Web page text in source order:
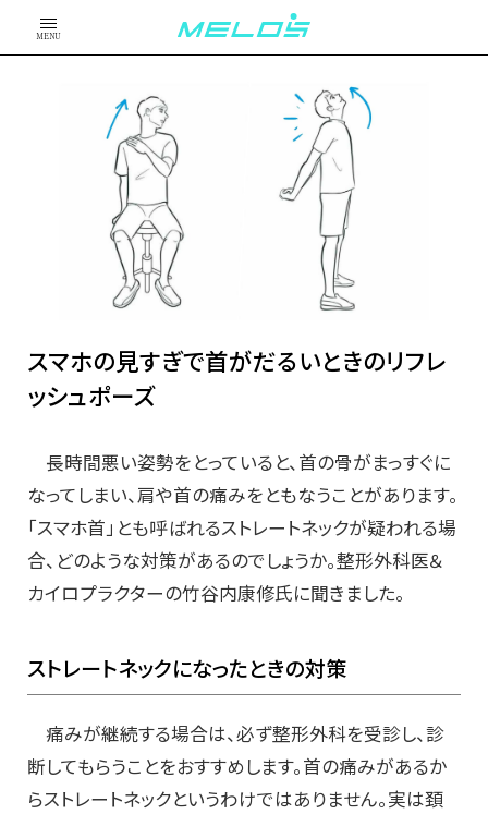
MENU
スマホの見すぎで首がだるいときのリフレ
ッシュポーズ
長時間悪い姿勢をとっていると、首の骨がまっすぐに
なってしまい、肩や首の痛みをともなうことがあります。
「スマホ首」とも呼ばれるストレートネックが疑われる場
合、どのような対策があるのでしょうか。整形外科医＆
カイロプラクターの竹谷内康修氏に聞きました。
ストレートネックになったときの対策
痛みが継続する場合は、必ず整形外科を受診し、診
断してもらうことをおすすめします。首の痛みがあるか
らストレートネックというわけではありません。実は頚